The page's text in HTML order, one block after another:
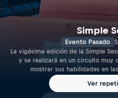
Simple
Evento Pasado
La vigésima edición de la Simple
y se realizará en un circuito muy
mostrar sus habilidades en
Ver